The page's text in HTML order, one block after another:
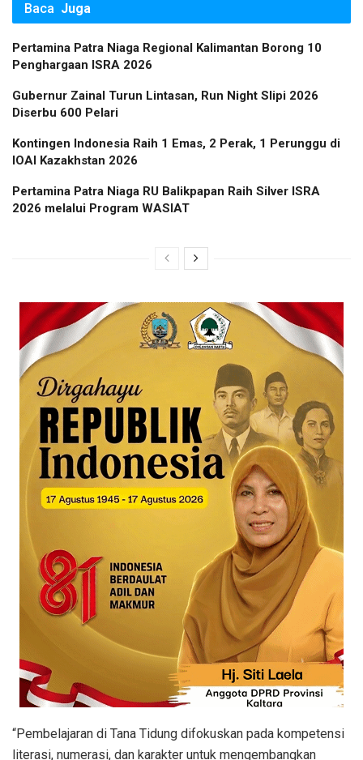
Baca Juga
Pertamina Patra Niaga Regional Kalimantan Borong 10
Penghargaan ISRA 2026
Gubernur Zainal Turun Lintasan, Run Night Slipi 2026
Diserbu 600 Pelari
Kontingen Indonesia Raih 1 Emas, 2 Perak, 1 Perunggu di
IOAI Kazakhstan 2026
Pertamina Patra Niaga RU Balikpapan Raih Silver ISRA
2026 melalui Program WASIAT
“Pembelajaran di Tana Tidung difokuskan pada kompetensi
literasi, numerasi, dan karakter untuk mengembangkan